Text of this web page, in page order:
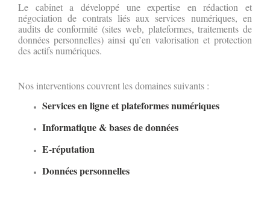
Le cabinet a développé une expertise en rédaction et
négociation de contrats liés aux services numériques, en
audits de conformité (sites web, plateformes, traitements de
données personnelles) ainsi qu’en valorisation et protection
des actifs numériques.
Nos interventions couvrent les domaines suivants :
Services en ligne et plateformes numériques
Informatique & bases de données
E-réputation
Données personnelles